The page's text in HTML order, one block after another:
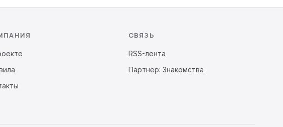
СВЯЗЬ
RSS-лента
Партнёр: Знакомства